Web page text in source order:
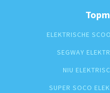
ELEKTRISCHE
SEGWAY
NIU
SUPER SOCO